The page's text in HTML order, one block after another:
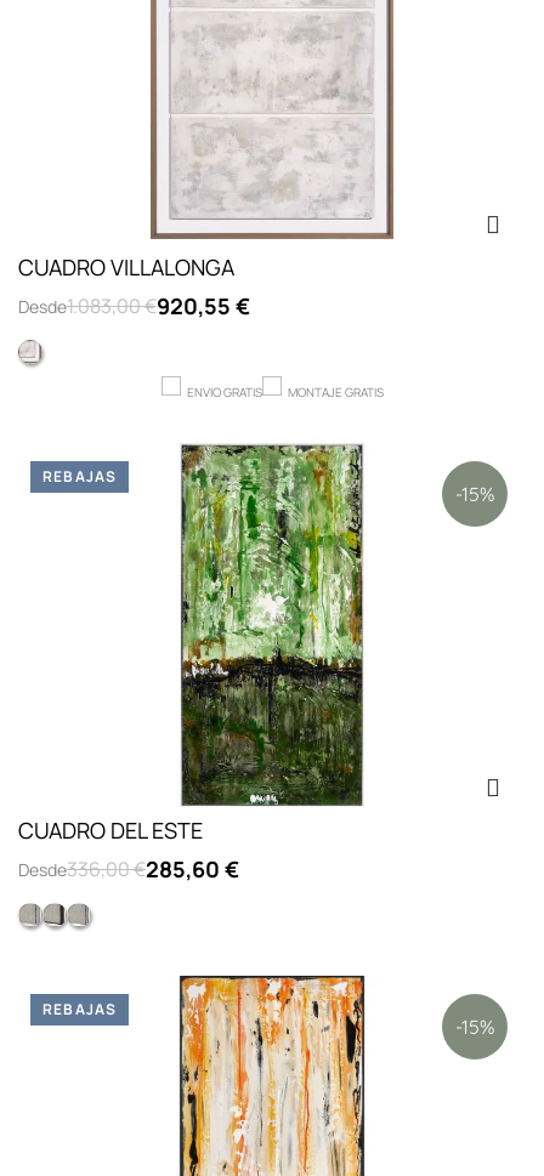
CUADRO VILLALONGA
Desde1.083,00 €920,55 €
Marco altis arena
ENVIO GRATIS MONTAJE GRATIS
CUADRO DEL ESTE
Desde336,00 €285,60 €
Opc.2: marco L lacado blanco
Opc.3: marco L lacado negro
Opc.1: sin marco
-15%
REBAJAS
-15%
REBAJAS